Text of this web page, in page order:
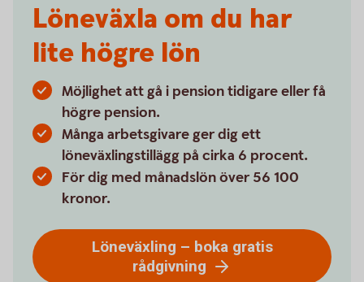
Löneväxla om du har
lite högre lön
Möjlighet att gå i pension tidigare eller få
högre pension.
Många arbetsgivare ger dig ett
löneväxlingstillägg på cirka 6 procent.
För dig med månadslön över 56 100
kronor.
Löneväxling – boka gratis
rådgivning